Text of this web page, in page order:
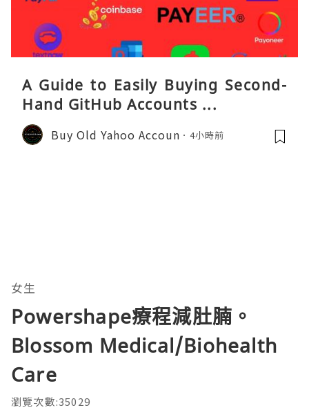
A Guide to Easily Buying Second-
Hand GitHub Accounts ...
Buy Old Yahoo Accoun 4小時前
女生
Powershape療程減肚腩。
Blossom Medical/Biohealth
Care
瀏覽次數:35029